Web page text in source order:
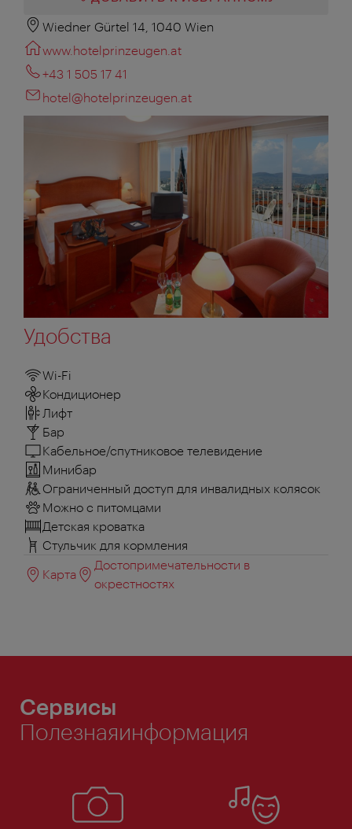
Wiedner Gürtel 14, 1040 Wien
www.hotelprinzeugen.at
+43 1 505 17 41
hotel@hotelprinzeugen.at
Удобства
Wi-Fi
Кондиционер
Лифт
Бар
Кабельное/спутниковое телевидение
Минибар
Ограниченный доступ для инвалидных колясок
Можно с питомцами
Детская кроватка
Стульчик для кормления
Карта
Достопримечательности в
окрестностях
Сервисы
Полезнаяинформация